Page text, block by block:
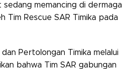
memancing di dermaga
Tim Rescue SAR Timika pada
Pertolongan Timika melalui
bahwa Tim SAR gabungan